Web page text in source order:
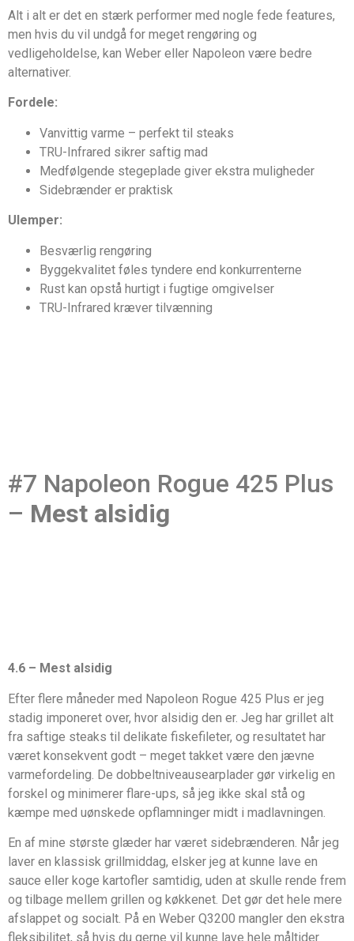
Alt i alt er det en stærk performer med nogle fede features,
men hvis du vil undgå for meget rengøring og
vedligeholdelse, kan Weber eller Napoleon være bedre
alternativer.
Fordele:
Vanvittig varme – perfekt til steaks
TRU-Infrared sikrer saftig mad
Medfølgende stegeplade giver ekstra muligheder
Sidebrænder er praktisk
Ulemper:
Besværlig rengøring
Byggekvalitet føles tyndere end konkurrenterne
Rust kan opstå hurtigt i fugtige omgivelser
TRU-Infrared kræver tilvænning
#7 Napoleon Rogue 425 Plus
– Mest alsidig
4.6 – Mest alsidig
Efter flere måneder med Napoleon Rogue 425 Plus er jeg
stadig imponeret over, hvor alsidig den er. Jeg har grillet alt
fra saftige steaks til delikate fiskefileter, og resultatet har
været konsekvent godt – meget takket være den jævne
varmefordeling. De dobbeltniveausearplader gør virkelig en
forskel og minimerer flare-ups, så jeg ikke skal stå og
kæmpe med uønskede opflamninger midt i madlavningen.
En af mine største glæder har været sidebrænderen. Når jeg
laver en klassisk grillmiddag, elsker jeg at kunne lave en
sauce eller koge kartofler samtidig, uden at skulle rende frem
og tilbage mellem grillen og køkkenet. Det gør det hele mere
afslappet og socialt. På en Weber Q3200 mangler den ekstra
fleksibilitet, så hvis du gerne vil kunne lave hele måltider